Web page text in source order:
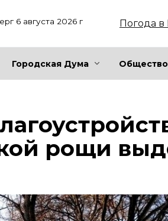
6 августа 2026 г Погода в
Городская Дума Общество
рощи